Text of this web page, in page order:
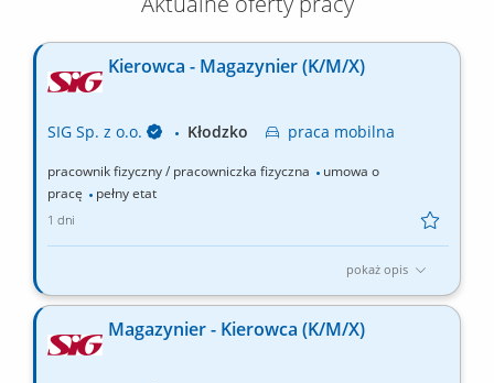
Kierowca - Magazynier (K/M/X)
SIG Sp. z o.o. Kłodzko praca mobilna
pracownik fizyczny / pracowniczka fizyczna
umowa o
pracę
pełny etat
1 dni
pokaż opis
Opis stanowiska: Przyjmowanie i wydawanie towarów zgodnie z
(załadunek i rozładunek towaru) Dbałość o prawidłowe
rozmieszczenie towarów w magazynie; Przewożenie towarów
Magazynier - Kierowca (K/M/X)